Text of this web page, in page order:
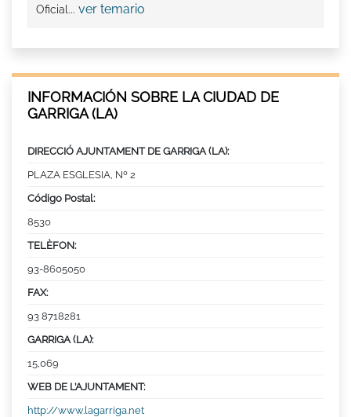
Oficial... ver temario
INFORMACIÓN SOBRE LA CIUDAD DE
GARRIGA (LA)
DIRECCIÓ AJUNTAMENT DE GARRIGA (LA):
PLAZA ESGLESIA, Nº 2
Código Postal:
8530
TELÈFON:
93-8605050
FAX:
93 8718281
GARRIGA (LA):
15,069
WEB DE L’AJUNTAMENT:
http://www.lagarriga.net